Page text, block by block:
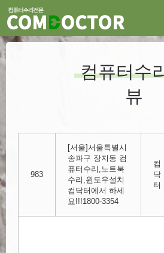
컴퓨터수
뷰
983
[서울]서울특별시
송파구 장지동 컴
퓨터수리,노트북
수리,윈도우설치
컴닥터에서 하세
요!!!1800-3354
컴
닥
터